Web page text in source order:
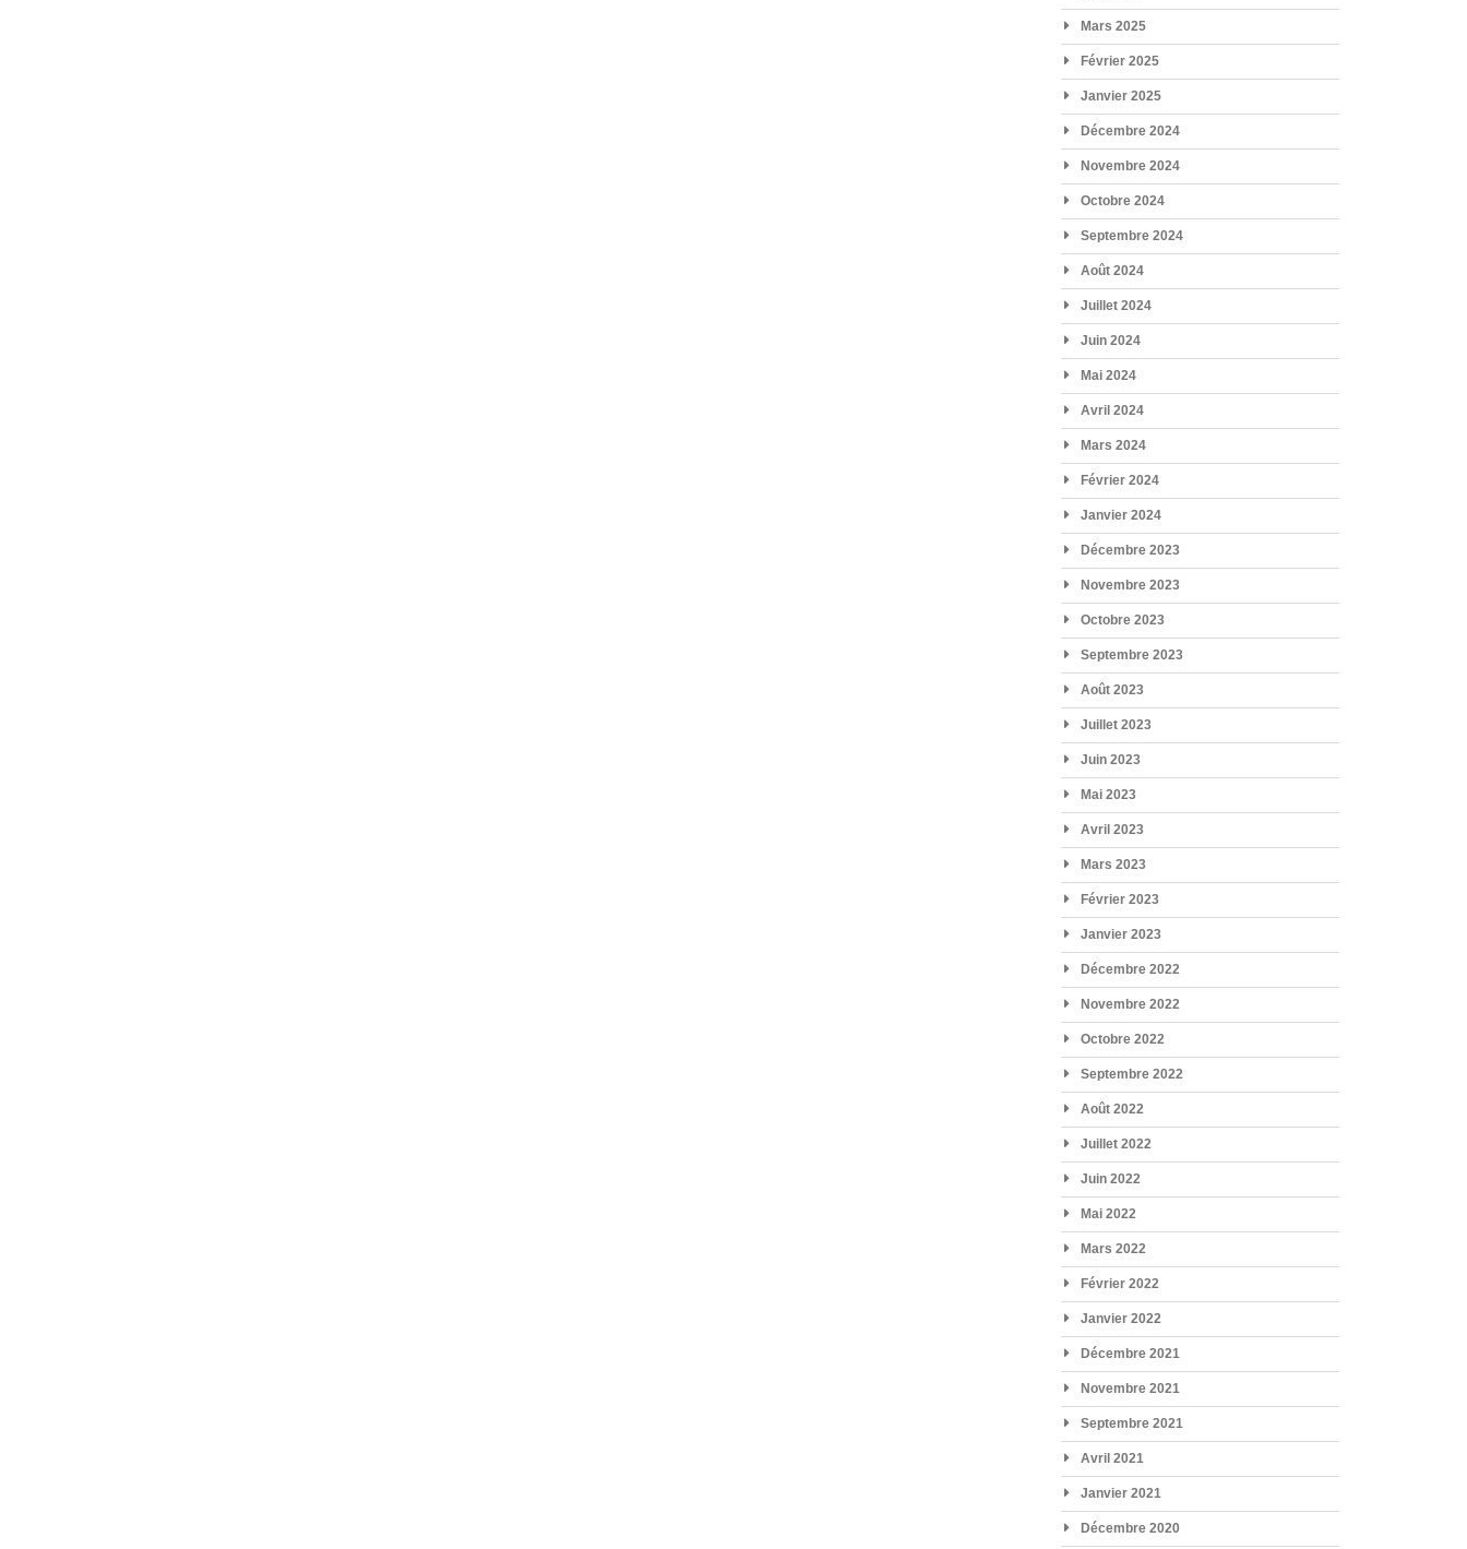
Mars 2025
Février 2025
Janvier 2025
Décembre 2024
Novembre 2024
Octobre 2024
Septembre 2024
Août 2024
Juillet 2024
Juin 2024
Mai 2024
Avril 2024
Mars 2024
Février 2024
Janvier 2024
Décembre 2023
Novembre 2023
Octobre 2023
Septembre 2023
Août 2023
Juillet 2023
Juin 2023
Mai 2023
Avril 2023
Mars 2023
Février 2023
Janvier 2023
Décembre 2022
Novembre 2022
Octobre 2022
Septembre 2022
Août 2022
Juillet 2022
Juin 2022
Mai 2022
Mars 2022
Février 2022
Janvier 2022
Décembre 2021
Novembre 2021
Septembre 2021
Avril 2021
Janvier 2021
Décembre 2020